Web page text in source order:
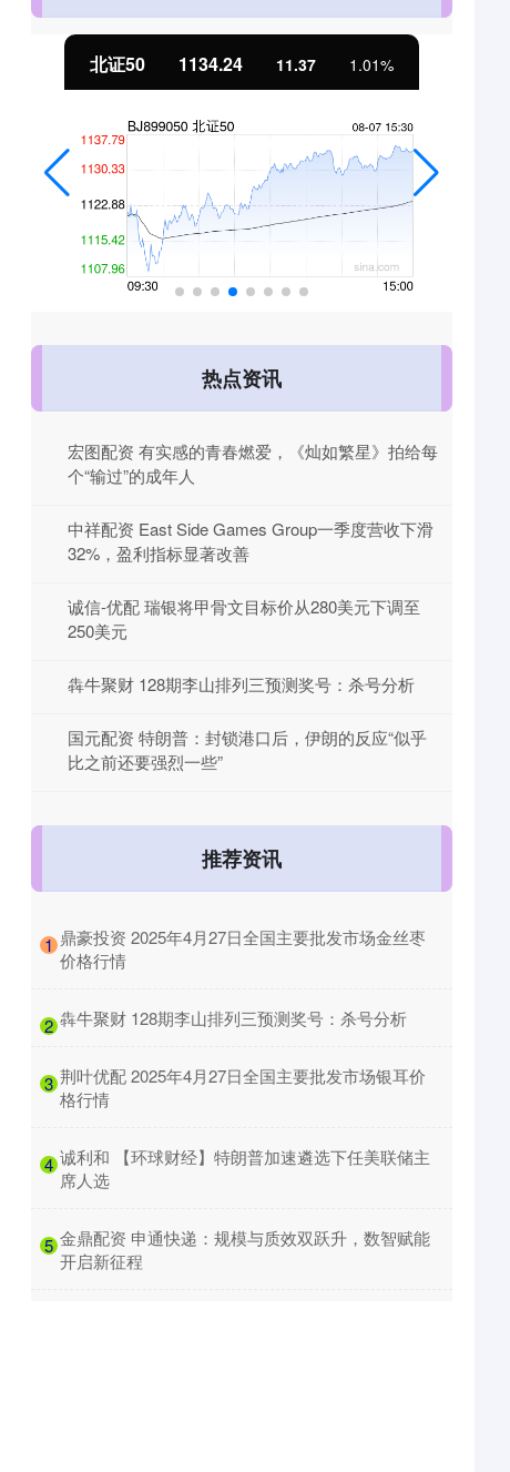
北证50 1134.24 11.37 1.01%
热点资讯
宏图配资 有实感的青春燃爱，《灿如繁星》拍给每
个“输过”的成年人
中祥配资 East Side Games Group一季度营收下滑
32%，盈利指标显著改善
诚信-优配 瑞银将甲骨文目标价从280美元下调至
250美元
犇牛聚财 128期李山排列三预测奖号：杀号分析
国元配资 特朗普：封锁港口后，伊朗的反应“似乎
比之前还要强烈一些”
推荐资讯
1 ​鼎豪投资 2025年4月27日全国主要批发市场金丝枣
价格行情
2 ​犇牛聚财 128期李山排列三预测奖号：杀号分析
3 ​荆叶优配 2025年4月27日全国主要批发市场银耳价
格行情
4 ​诚利和 【环球财经】特朗普加速遴选下任美联储主
席人选
5 ​金鼎配资 申通快递：规模与质效双跃升，数智赋能
开启新征程